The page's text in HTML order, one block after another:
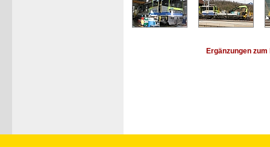
Ergänzungen